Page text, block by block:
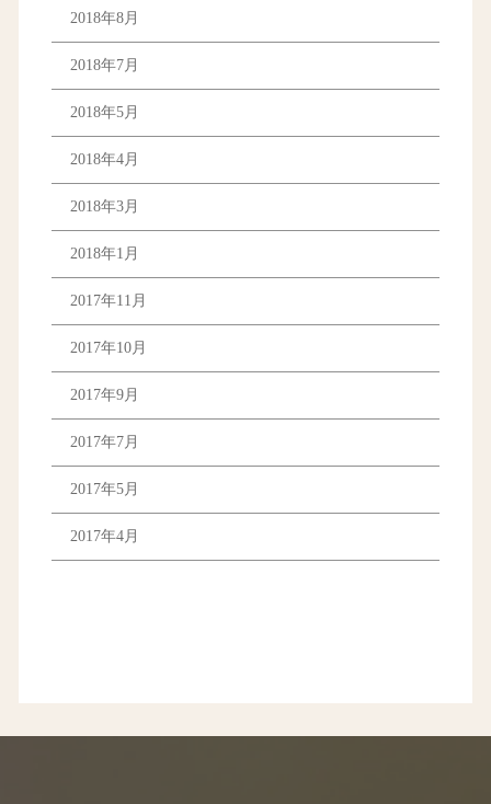
2018年8月
2018年7月
2018年5月
2018年4月
2018年3月
2018年1月
2017年11月
2017年10月
2017年9月
2017年7月
2017年5月
2017年4月